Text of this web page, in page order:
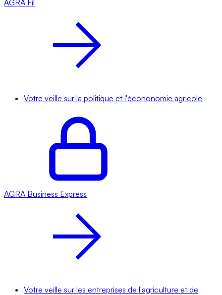
AGRA Fil
Votre veille sur la politique et l'écononomie agricole
AGRA Business Express
Votre veille sur les entreprises de l'agriculture et de